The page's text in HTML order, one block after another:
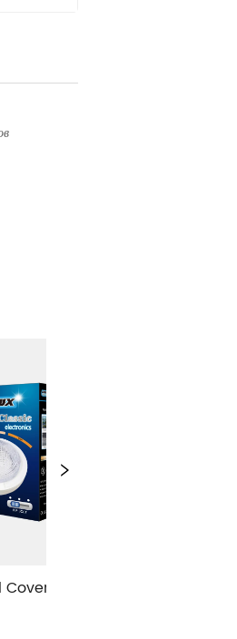
Crytal Cover,